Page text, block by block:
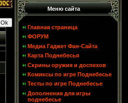
Меню сайта
Главная страница
ФОРУМ
Медиа Гаджет Фан-Сайта
Карта Поднебесья
Скрины оружия и доспехов
Комиксы по игре Поднебесье
Тесты по игре Поднебесье
Дополнения для игры
поднебесье